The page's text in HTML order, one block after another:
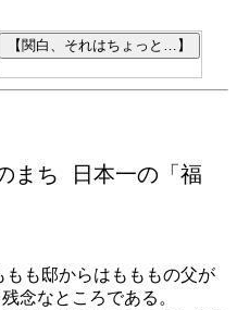
まち 日本一の「福
も邸からはもももの父が
念なところである。